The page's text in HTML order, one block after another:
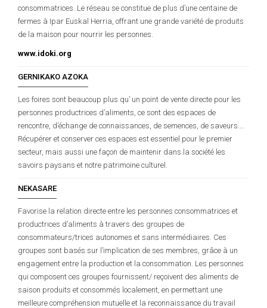
consommatrices. Le réseau se constitue de plus d’une centaine de
fermes à Ipar Euskal Herria, offrant une grande variété de produits
de la maison pour nourrir les personnes.
www.idoki.org
GERNIKAKO AZOKA
Les foires sont beaucoup plus qu’ un point de vente directe pour les
personnes productrices d’aliments, ce sont des espaces de
rencontre, d’échange de connaissances, de semences, de saveurs….
Récupérer et conserver ces espaces est essentiel pour le premier
secteur, mais aussi une façon de maintenir dans la société les
savoirs paysans et notre patrimoine culturel.
NEKASARE
Favorise la relation directe entre les personnes consommatrices et
productrices d’aliments à travers des groupes de
consommateurs/trices autonomes et sans intermédiaires. Ces
groupes sont basés sur l’implication de ses membres, grâce à un
engagement entre la production et la consommation. Les personnes
qui composent ces groupes fournissent/ reçoivent des aliments de
saison produits et consommés localement, en permettant une
meilleure compréhension mutuelle et la reconnaissance du travail